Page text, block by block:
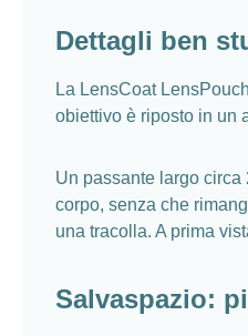
Dettagli ben
La LensCoat
obiettivo è riposto in un
Un passante largo circa
corpo, senza che
una tracolla. A prima
Salvaspazio: